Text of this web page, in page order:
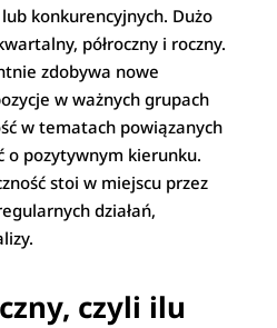
konkurencyjnych. Dużo
półroczny i roczny.
zdobywa nowe
w ważnych grupach
w tematach powiązanych
o pozytywnym kierunku.
stoi w miejscu przez
działań,
czyli ilu